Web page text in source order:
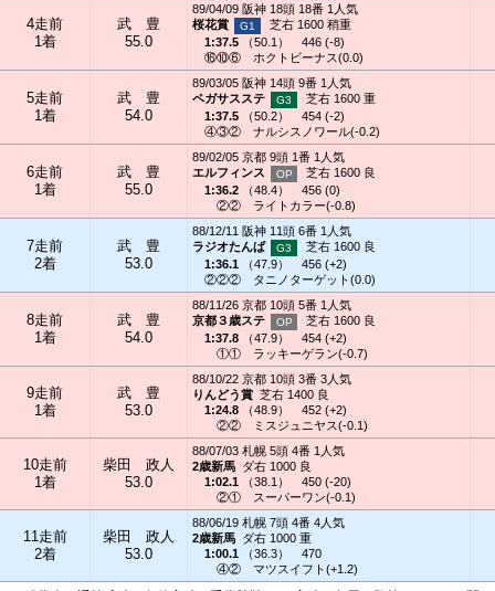
4走前
1着
武 豊
55.0
89/04/09 阪神 18頭 18番 1人気
桜花賞
芝右 1600 稍重
1:37.5 （50.1 ）
446 (-8)
⑯⑩⑥
ホクトビーナス(0.0)
5走前
1着
武 豊
54.0
89/03/05 阪神 14頭 9番 1人気
ペガサスステ
芝右 1600 重
1:37.5 （50.2）
454 (-2)
④③②
ナルシスノワール(-0.2)
6走前
1着
武 豊
55.0
89/02/05 京都 9頭 1番 1人気
エルフィンス
芝右 1600 良
1:36.2 （48.4）
456 (0)
②②
ライトカラー(-0.8)
7走前
2着
武 豊
53.0
88/12/11 阪神 11頭 6番 1人気
ラジオたんぱ
芝右 1600 良
1:36.1 （47.9）
456 (+2)
②②②
タニノターゲット(0.0)
8走前
1着
武 豊
54.0
88/11/26 京都 10頭 5番 1人気
京都３歳ステ
芝右 1600 良
1:37.8 （47.9）
454 (+2)
①①
ラッキーゲラン(-0.7)
9走前
1着
武 豊
53.0
88/10/22 京都 10頭 3番 3人気
りんどう賞 芝右 1400 良
1:24.8 （48.9）
452 (+2)
②②
ミスジュニヤス(-0.1)
10走前
1着
柴田 政人
53.0
88/07/03 札幌 5頭 4番 1人気
2歳新馬 ダ右 1000 良
1:02.1 （38.1 ）
450 (-20)
②①
スーパーワン(-0.1)
11走前
2着
柴田 政人
53.0
88/06/19 札幌 7頭 4番 4人気
2歳新馬 ダ右 1000 重
1:00.1 （36.3）
470
④②
マツスイフト(+1.2)